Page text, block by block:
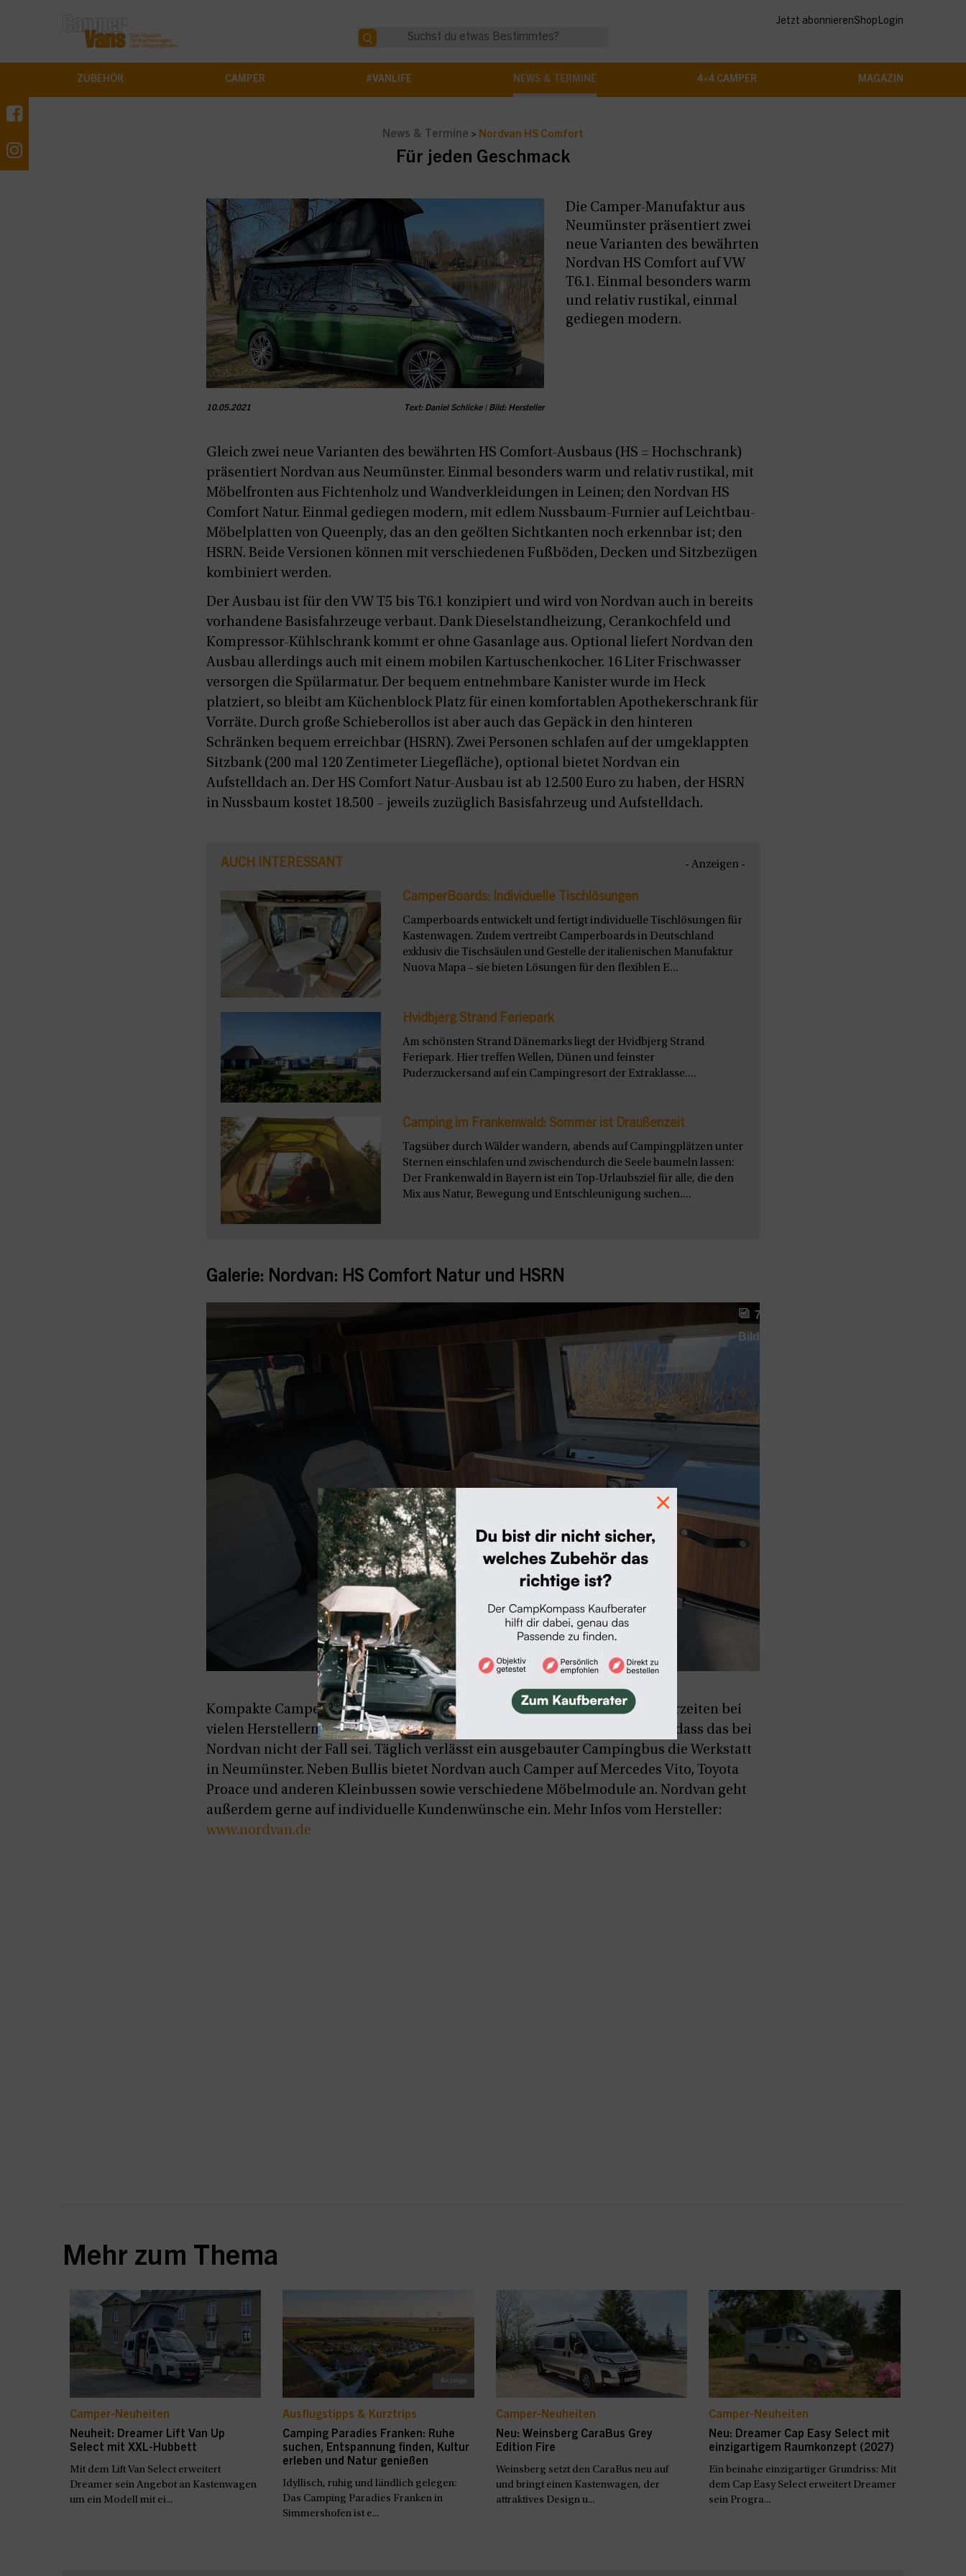
Jetzt abonnierenShop Login
ZUBEHÖR CAMPER #VANLIFE NEWS & TERMINE 4×4 CAMPER MAGAZIN
News & Termine > Nordvan HS Comfort
Für jeden Geschmack
10.05.2021 Text: Daniel Schlicke | Bild: Hersteller
Die Camper-Manufaktur aus
Neumünster präsentiert zwei
neue Varianten des bewährten
Nordvan HS Comfort auf VW
T6.1. Einmal besonders warm
und relativ rustikal, einmal
gediegen modern.
Gleich zwei neue Varianten des bewährten HS Comfort-Ausbaus (HS = Hochschrank)
präsentiert Nordvan aus Neumünster. Einmal besonders warm und relativ rustikal, mit
Möbelfronten aus Fichtenholz und Wandverkleidungen in Leinen; den Nordvan HS
Comfort Natur. Einmal gediegen modern, mit edlem Nussbaum-Furnier auf Leichtbau-
Möbelplatten von Queenply, das an den geölten Sichtkanten noch erkennbar ist; den
HSRN. Beide Versionen können mit verschiedenen Fußböden, Decken und Sitzbezügen
kombiniert werden.
Der Ausbau ist für den VW T5 bis T6.1 konzipiert und wird von Nordvan auch in bereits
vorhandene Basisfahrzeuge verbaut. Dank Dieselstandheizung, Cerankochfeld und
Kompressor-Kühlschrank kommt er ohne Gasanlage aus. Optional liefert Nordvan den
Ausbau allerdings auch mit einem mobilen Kartuschenkocher. 16 Liter Frischwasser
versorgen die Spülarmatur. Der bequem entnehmbare Kanister wurde im Heck
platziert, so bleibt am Küchenblock Platz für einen komfortablen Apothekerschrank für
Vorräte. Durch große Schieberollos ist aber auch das Gepäck in den hinteren
Schränken bequem erreichbar (HSRN). Zwei Personen schlafen auf der umgeklappten
Sitzbank (200 mal 120 Zentimeter Liegefläche), optional bietet Nordvan ein
Aufstelldach an. Der HS Comfort Natur-Ausbau ist ab 12.500 Euro zu haben, der HSRN
in Nussbaum kostet 18.500 – jeweils zuzüglich Basisfahrzeug und Aufstelldach.
AUCH INTERESSANT - Anzeigen -
CamperBoards: Individuelle Tischlösungen
Camperboards entwickelt und fertigt individuelle Tischlösungen für
Kastenwagen. Zudem vertreibt Camperboards in Deutschland
exklusiv die Tischsäulen und Gestelle der italienischen Manufaktur
Nuova Mapa – sie bieten Lösungen für den flexiblen E...
Hvidbjerg Strand Feriepark
Am schönsten Strand Dänemarks liegt der Hvidbjerg Strand
Feriepark. Hier treffen Wellen, Dünen und feinster
Puderzuckersand auf ein Campingresort der Extraklasse....
Camping im Frankenwald: Sommer ist Draußenzeit
Tagsüber durch Wälder wandern, abends auf Campingplätzen unter
Sternen einschlafen und zwischendurch die Seele baumeln lassen:
Der Frankenwald in Bayern ist ein Top-Urlaubsziel für alle, die den
Mix aus Natur, Bewegung und Entschleunigung suchen....
Galerie: Nordvan: HS Comfort Natur und HSRN
7
Bilder
Kompakte Camper liegen voll im Trend. Entsprechend hoch sind die Lieferzeiten bei
vielen Herstellern. Patric Helk, Geschäftsführer von Nordvan, wirbt damit, dass das bei
Nordvan nicht der Fall sei. Täglich verlässt ein ausgebauter Campingbus die Werkstatt
in Neumünster. Neben Bullis bietet Nordvan auch Camper auf Mercedes Vito, Toyota
Proace und anderen Kleinbussen sowie verschiedene Möbelmodule an. Nordvan geht
außerdem gerne auf individuelle Kundenwünsche ein. Mehr Infos vom Hersteller:
www.nordvan.de
Mehr zum Thema
Camper-Neuheiten
Neuheit: Dreamer Lift Van Up
Select mit XXL-Hubbett
Mit dem Lift Van Select erweitert
Dreamer sein Angebot an Kastenwagen
um ein Modell mit ei...
Ausflugstipps & Kurztrips
Camping Paradies Franken: Ruhe
suchen, Entspannung finden, Kultur
erleben und Natur genießen
Idyllisch, ruhig und ländlich gelegen:
Das Camping Paradies Franken in
Simmershofen ist e...
Camper-Neuheiten
Neu: Weinsberg CaraBus Grey
Edition Fire
Weinsberg setzt den CaraBus neu auf
und bringt einen Kastenwagen, der
attraktives Design u...
Camper-Neuheiten
Neu: Dreamer Cap Easy Select mit
einzigartigem Raumkonzept (2027)
Ein beinahe einzigartiger Grundriss: Mit
dem Cap Easy Select erweitert Dreamer
sein Progra...
×